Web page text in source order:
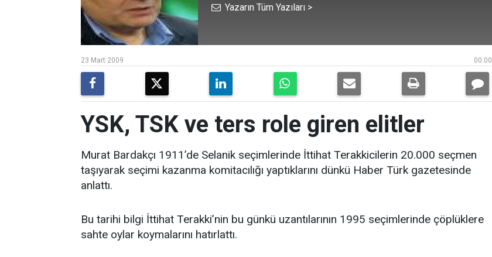
Yazarın Tüm Yazıları >
00:00
23 Mart 2009
YSK, TSK ve ters role giren elitler
Murat Bardakçı 1911’de Selanik seçimlerinde İttihat Terakkicilerin 20.000 seçmen
taşıyarak seçimi kazanma komitacılığı yaptıklarını dünkü Haber Türk gazetesinde
anlattı.
Bu tarihi bilgi İttihat Terakki’nin bu günkü uzantılarının 1995 seçimlerinde çöplüklere
sahte oylar koymalarını hatırlattı.